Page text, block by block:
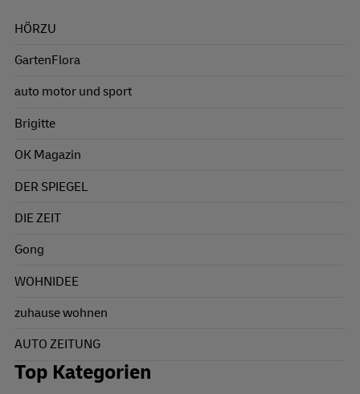
HÖRZU
GartenFlora
auto motor und sport
Brigitte
OK Magazin
DER SPIEGEL
DIE ZEIT
Gong
WOHNIDEE
zuhause wohnen
AUTO ZEITUNG
Top Kategorien